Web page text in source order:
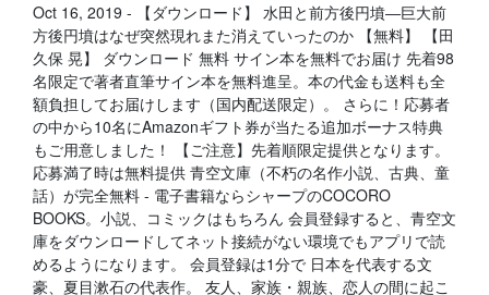
Oct 16, 2019 - 【ダウンロード】 水田と前方後円墳―巨大前
方後円墳はなぜ突然現れまた消えていったのか 【無料】 【田
久保 晃】 ダウンロード 無料 サイン本を無料でお届け 先着98
名限定で著者直筆サイン本を無料進呈。本の代金も送料も全
額負担してお届けします（国内配送限定）。 さらに！応募者
の中から10名にAmazonギフト券が当たる追加ボーナス特典
もご用意しました！ 【ご注意】先着順限定提供となります。
応募満了時は無料提供 青空文庫（不朽の名作小説、古典、童
話）が完全無料 - 電子書籍ならシャープのCOCORO
BOOKS。小説、コミックはもちろん 会員登録すると、青空文
庫をダウンロードしてネット接続がない環境でもアプリで読
めるようになります。 会員登録は1分で 日本を代表する文
豪、夏目漱石の代表作。 友人、家族・親族、恋人の間に起こ